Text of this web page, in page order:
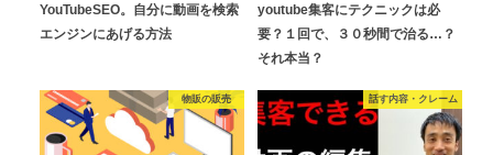
YouTubeSEO。自分に動画を検索
エンジンにあげる方法
youtube集客にテクニックは必
要？１回で、３０秒間で治る…？
それ本当？
物販の販売 話す内容・クレーム